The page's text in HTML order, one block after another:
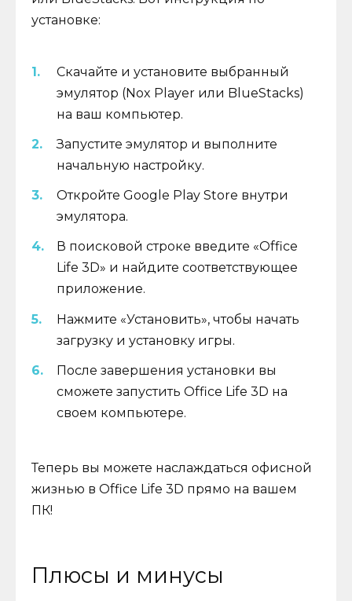
установке:
Скачайте и установите выбранный
эмулятор (Nox Player или BlueStacks)
на ваш компьютер.
Запустите эмулятор и выполните
начальную настройку.
Откройте Google Play Store внутри
эмулятора.
В поисковой строке введите «Office
Life 3D» и найдите соответствующее
приложение.
Нажмите «Установить», чтобы начать
загрузку и установку игры.
После завершения установки вы
сможете запустить Office Life 3D на
своем компьютере.
Теперь вы можете наслаждаться офисной
жизнью в Office Life 3D прямо на вашем
ПК!
Плюсы и минусы